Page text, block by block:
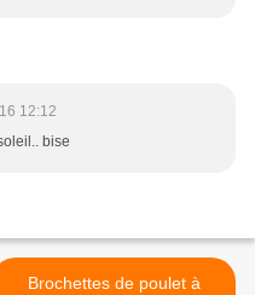
12:12
bise
Brochettes de poulet à